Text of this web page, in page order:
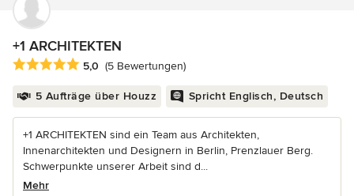
+1 ARCHITEKTEN
Durchschnittliche Bewertung: 5 von 5 Sternen
5,0 (5 Bewertungen)
5 Aufträge über Houzz Spricht Englisch, Deutsch
+1 ARCHITEKTEN sind ein Team aus Architekten,
Innenarchitekten und Designern in Berlin, Prenzlauer Berg.
Schwerpunkte unserer Arbeit sind d...
Mehr